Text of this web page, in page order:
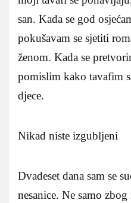
san. Kada se god
pokušavam se sjetiti
ženom. Kada se
pomislim kako tavafim
djece.
Nikad niste izgubljeni
Dvadeset dana sam se
nesanice. Ne samo